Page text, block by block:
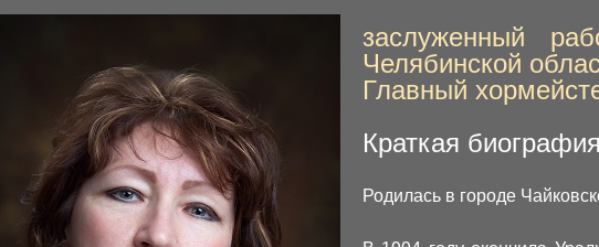
заслуженный
Челябинской
Главный
Краткая
Родилась в городе